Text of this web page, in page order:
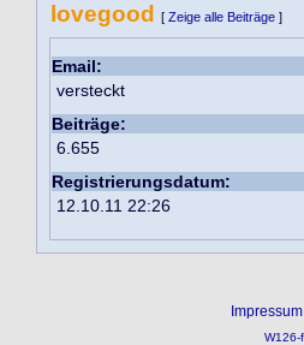
lovegood [ Zeige alle Beiträge ]
Email:
versteckt
Beiträge:
6.655
Registrierungsdatum:
12.10.11 22:26
Impressum
W126-